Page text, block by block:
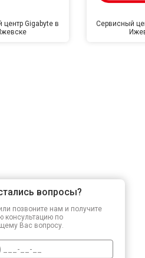
Gigabyte в
Сервисный
вопросы?
позвоните нам и получите
консультацию по
Вас вопросу.